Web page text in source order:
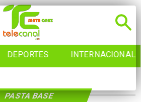
DEPORTES INTERNACIONAL
PASTA BASE